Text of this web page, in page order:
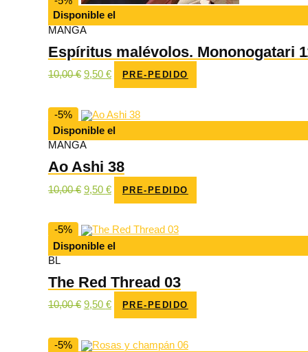
Disponible el
MANGA
Espíritus malévolos. Mononogatari
10,00€ El
10,00 €.
9,50 €El
9,50 €.
PRE-PEDIDO
-5%
Disponible el
MANGA
Ao Ashi 38
10,00€ El
precio
10,00 €.
9,50 €El
precio
9,50 €.
PRE-PEDIDO
-5%
Disponible el
BL
The Red Thread 03
10,00€ El
10,00 €.
9,50 €El
9,50 €.
PRE-PEDIDO
-5%